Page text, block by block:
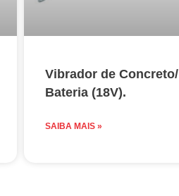
Vibrador de Concreto/
Bateria (18V).
SAIBA MAIS »